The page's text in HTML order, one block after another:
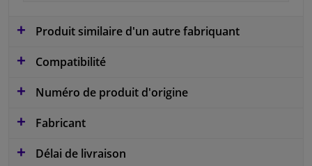
Produit similaire d'un autre fabriquant
Compatibilité
Numéro de produit d'origine
Fabricant
Délai de livraison